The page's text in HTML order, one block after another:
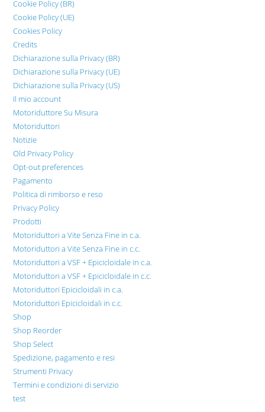
Cookie Policy (BR)
Cookie Policy (UE)
Cookies Policy
Credits
Dichiarazione sulla Privacy (BR)
Dichiarazione sulla Privacy (UE)
Dichiarazione sulla Privacy (US)
Il mio account
Motoriduttore Su Misura
Motoriduttori
Notizie
Old Privacy Policy
Opt-out preferences
Pagamento
Politica di rimborso e reso
Privacy Policy
Prodotti
Motoriduttori a Vite Senza Fine in c.a.
Motoriduttori a Vite Senza Fine in c.c.
Motoriduttori a VSF + Epicicloidale in c.a.
Motoriduttori a VSF + Epicicloidale in c.c.
Motoriduttori Epicicloidali in c.a.
Motoriduttori Epicicloidali in c.c.
Shop
Shop Reorder
Shop Select
Spedizione, pagamento e resi
Strumenti Privacy
Termini e condizioni di servizio
test